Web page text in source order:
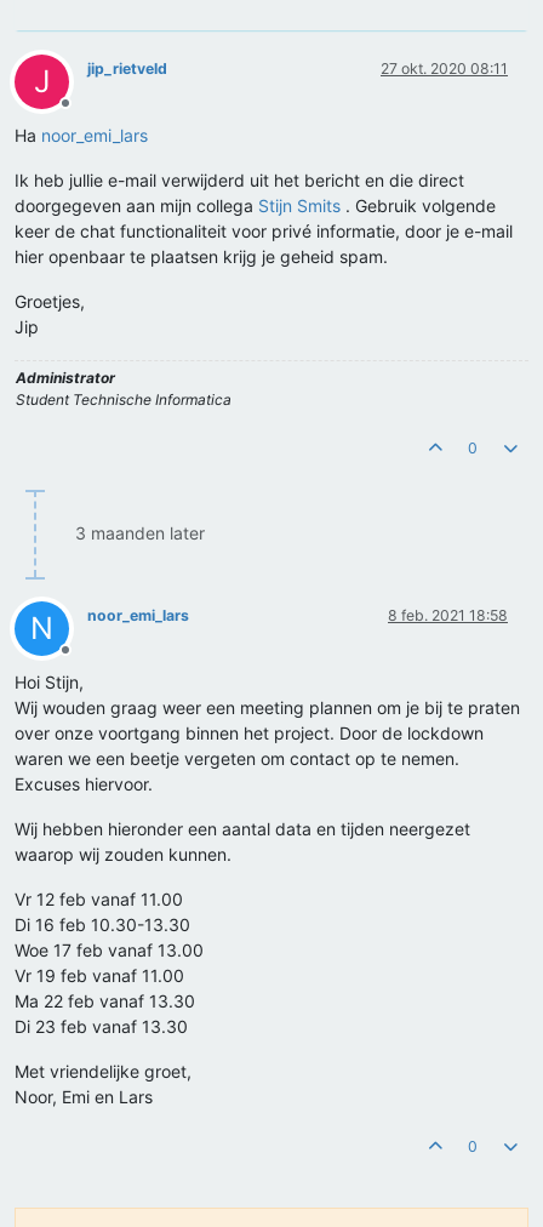
J
Offline
jip_rietveld 27 okt. 2020 08:11
Ha noor_emi_lars
Ik heb jullie e-mail verwijderd uit het bericht en die direct
doorgegeven aan mijn collega Stijn Smits . Gebruik volgende
keer de chat functionaliteit voor privé informatie, door je e-mail
hier openbaar te plaatsen krijg je geheid spam.
Groetjes,
Jip
Administrator
Student Technische Informatica
0
3 maanden later
N
Offline
noor_emi_lars 8 feb. 2021 18:58
Hoi Stijn,
Wij wouden graag weer een meeting plannen om je bij te praten
over onze voortgang binnen het project. Door de lockdown
waren we een beetje vergeten om contact op te nemen.
Excuses hiervoor.
Wij hebben hieronder een aantal data en tijden neergezet
waarop wij zouden kunnen.
Vr 12 feb vanaf 11.00
Di 16 feb 10.30-13.30
Woe 17 feb vanaf 13.00
Vr 19 feb vanaf 11.00
Ma 22 feb vanaf 13.30
Di 23 feb vanaf 13.30
Met vriendelijke groet,
Noor, Emi en Lars
0